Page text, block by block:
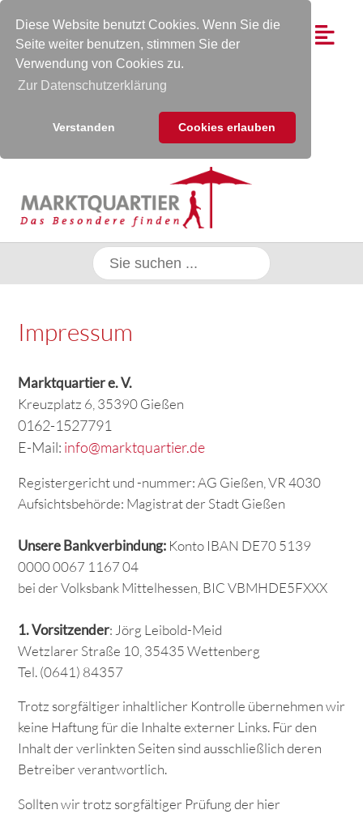
Diese Website benutzt Cookies. Wenn Sie die
Seite weiter benutzen, stimmen Sie der
Verwendung von Cookies zu.
Zur Datenschutzerklärung
Verstanden Cookies erlauben
Impressum
Marktquartier e. V.
Kreuzplatz 6, 35390 Gießen
0162-1527791
E-Mail: info@marktquartier.de
Registergericht und -nummer: AG Gießen, VR 4030
Aufsichtsbehörde: Magistrat der Stadt Gießen
Unsere Bankverbindung:Konto IBAN DE70 5139
0000 0067 1167 04
bei der Volksbank Mittelhessen, BIC VBMHDE5FXXX
1. Vorsitzender: Jörg Leibold-Meid
Wetzlarer Straße 10, 35435 Wettenberg
Tel. (0641) 84357
Trotz sorgfältiger inhaltlicher Kontrolle übernehmen wir
keine Haftung für die Inhalte externer Links. Für den
Inhalt der verlinkten Seiten sind ausschließlich deren
Betreiber verantwortlich.
Sollten wir trotz sorgfältiger Prüfung der hier